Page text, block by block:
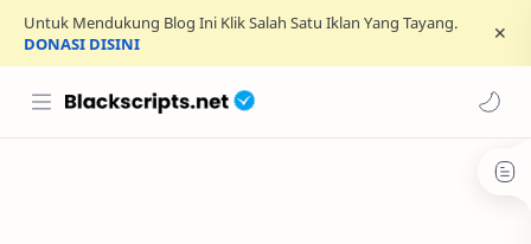
Untuk Mendukung Blog Ini Klik Salah Satu Iklan Yang Tayang.
DONASI DISINI